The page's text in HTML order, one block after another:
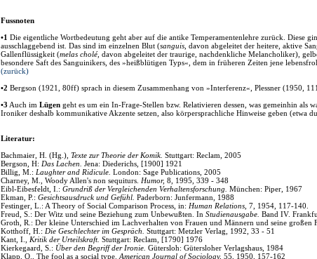
Fussnoten
•1 Die eigentliche Wortbedeutung geht aber auf die antike Temperamentenlehre zurück. Diese
ausschlaggebend ist. Das sind im einzelnen Blut (sanguis, davon abgeleitet der heitere, aktive
Gallenflüssigkeit (melas cholé, davon abgeleitet der traurige, nachdenkliche Melancholiker),
besondere Saft des Sanguinikers, des »heißblütigen Typs«, dem in früheren Zeiten jene
(zurück)
•2 Bergson (1921, 80ff) sprach in diesem Zusammenhang von »Interferenz«, Plessner (1950,
•3 Auch im Lügen geht es um ein In-Frage-Stellen bzw. Relativieren dessen, was gemeinhin
Ironiker deshalb kommunikative Akzente setzen, also körpersprachliche Hinweise geben (etwa
Literatur:
Bachmaier, H. (Hg.), Texte zur Theorie der Komik. Stuttgart: Reclam, 2005
Bergson, H: Das Lachen. Jena: Diederichs, [1900] 1921
Billig, M.: Laughter and Ridicule. London: Sage Publications, 2005
Charney, M., Woody Allen's non sequiturs. Humor, 8, 1995, 339 - 348
Eibl-Eibesfeldt, I.: Grundriß der Vergleichenden Verhaltensforschung. München: Piper, 1967
Ekman, P.: Gesichtsausdruck und Gefühl. Paderborn: Junfermann, 1988
Festinger, L.: A Theory of Social Comparison Process, in: Human Relations, 7, 1954, 117-140.
Freud, S.: Der Witz und seine Beziehung zum Unbewußten. In Studienausgabe. Band IV.
Groth, R.: Der kleine Unterschied im Lachverhalten von Frauen und Männern und seine
Kotthoff, H.: Die Geschlechter im Gespräch. Stuttgart: Metzler Verlag, 1992, 33 - 51
Kant, I., Kritik der Urteilskraft. Stuttgart: Reclam, [1790] 1976
Kierkegaard, S.: Über den Begriff der Ironie. Gütersloh: Gütersloher Verlagshaus, 1984
Klapp, O., The fool as a social type. American Journal of Sociology, 55, 1950, 157-162